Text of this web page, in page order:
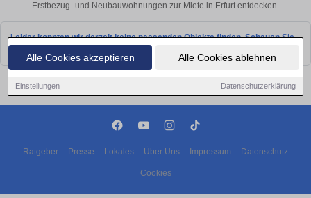
Alle Cookies akzeptieren Alle Cookies ablehnen
Einstellungen Datenschutzerklärung
Erstbezug- und Neubauwohnungen zur Miete in Erfurt entdecken.
Leider konnten wir derzeit keine passenden Objekte finden. Schauen Sie
Ratgeber Presse Lokales Über Uns Impressum Datenschutz
Cookies